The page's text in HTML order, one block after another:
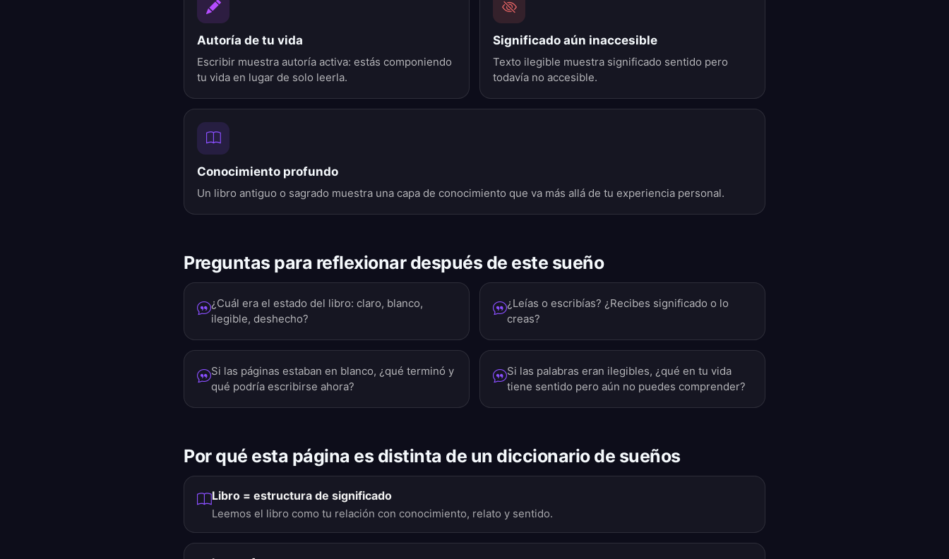
Autoría de tu vida
Escribir muestra autoría activa: estás componiendo
tu vida en lugar de solo leerla.
Significado aún inaccesible
Texto ilegible muestra significado sentido pero
todavía no accesible.
Conocimiento profundo
Un libro antiguo o sagrado muestra una capa de conocimiento que va más allá de tu experiencia personal.
Preguntas para reflexionar después de este sueño
¿Cuál era el estado del libro: claro, blanco,
ilegible, deshecho?
¿Leías o escribías? ¿Recibes significado o lo
creas?
Si las páginas estaban en blanco, ¿qué terminó y
qué podría escribirse ahora?
Si las palabras eran ilegibles, ¿qué en tu vida
tiene sentido pero aún no puedes comprender?
Por qué esta página es distinta de un diccionario de sueños
Libro = estructura de significado
Leemos el libro como tu relación con conocimiento, relato y sentido.